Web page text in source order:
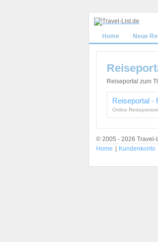
Home Neue
Reiseportal zum
Reiseportal -
Online
© 2005 - 2026 Travel-
Home
Kundenkonto